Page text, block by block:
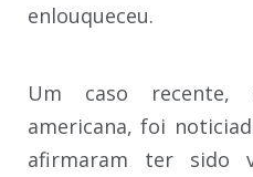
enlouqueceu.
Um caso recente,
americana, foi
afirmaram ter sido